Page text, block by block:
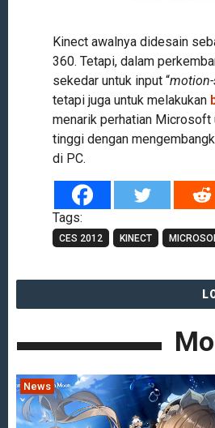
Kinect awalnya didesain
360. Tetapi, dalam
sekedar untuk input “
tetapi juga untuk melakukan
menarik perhatian Microsoft
tinggi dengan
di PC.
Tags:
CES 2012 KINECT
News